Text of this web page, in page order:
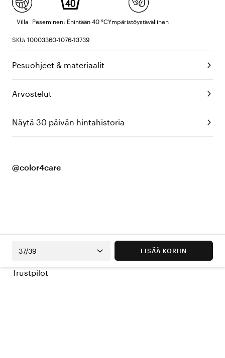
Villa Peseminen: Enintään 40 °CYmpäristöystävällinen
SKU: 10003360-1076-13739
Pesuohjeet & materiaalit
Arvostelut
Näytä 30 päivän hintahistoria
@color4care
37/39 LISÄÄ KORIIN
Trustpilot